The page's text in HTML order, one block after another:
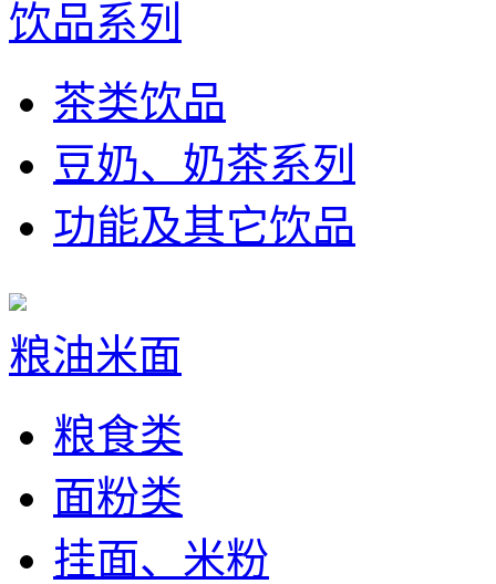
饮品系列
茶类饮品
豆奶、奶茶系列
功能及其它饮品
粮油米面
粮食类
面粉类
挂面、米粉